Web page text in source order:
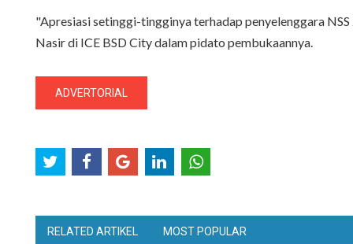
"Apresiasi setinggi-tingginya terhadap penyelenggara
Nasir di ICE BSD City dalam pidato pembukaannya.
ADVERTORIAL
RELATED ARTIKEL MOST POPULAR